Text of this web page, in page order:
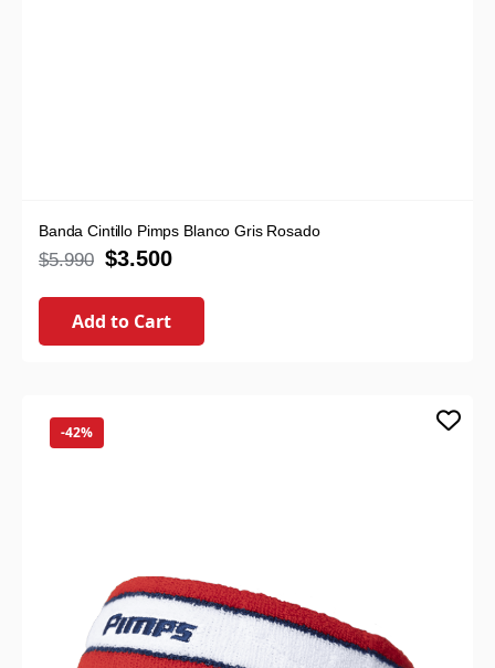
Banda Cintillo Pimps Blanco Gris Rosado
$5.990 $3.500
Add to Cart
-42%